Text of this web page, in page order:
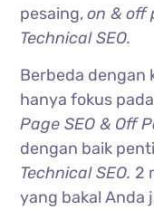
pesaing,on & off
Technical SEO.
Berbeda dengan
hanya fokus
Page SEO & Off
dengan baik
Technical SEO. 2
yang bakal Anda